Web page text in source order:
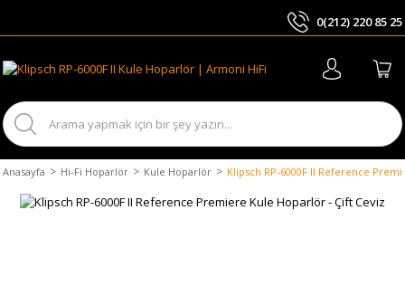
0(212) 220 85 25
Anasayfa Hi-Fi Hoparlör Kule Hoparlör Klipsch RP-6000F II Reference